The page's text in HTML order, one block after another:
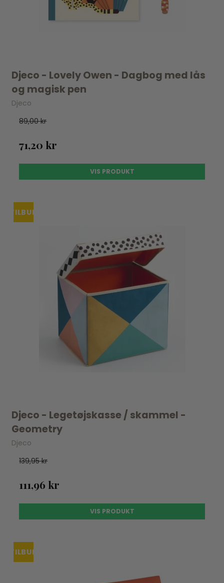
Djeco - Lovely Owen - Dagbog med lås
og magisk pen
Djeco
89,00 kr
71,20 kr
VIS PRODUKT
TILBUD
Djeco - Legetøjskasse / skammel -
Geometry
Djeco
139,95 kr
111,96 kr
VIS PRODUKT
TILBUD